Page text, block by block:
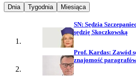
Najpopularniejsze wiadomości z
Dnia Najpopularniejsze wiadomości z
Tygodnia Najpopularniejsze
Miesiąca
SN: Sędzia
sędzię Skoczkowską
Prof. Kardas: Zawód
znajomość